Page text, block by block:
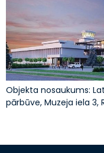
Objekta nosaukums:
pārbūve, Muzeja iela 3,